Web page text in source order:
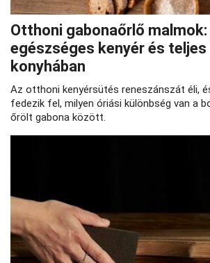
Otthoni gabonaőrlő
egészséges kenyér és
konyhában
Az otthoni kenyérsütés reneszánszát éli,
fedezik fel, milyen óriási különbség van a
őrölt gabona között.